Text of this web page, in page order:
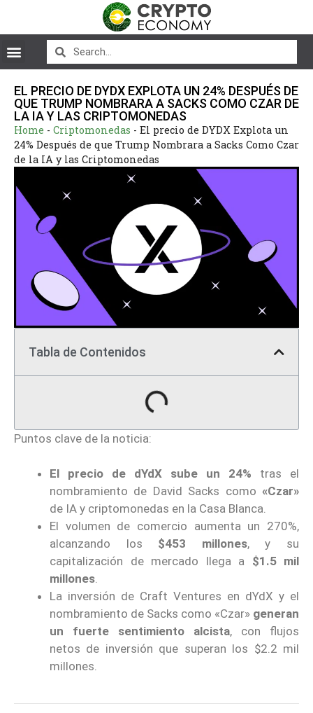
EL PRECIO DE DYDX EXPLOTA UN 24% DESPUÉS DE
QUE TRUMP NOMBRARA A SACKS COMO CZAR DE
LA IA Y LAS CRIPTOMONEDAS
Home - Criptomonedas - El precio de DYDX Explota un
24% Después de que Trump Nombrara a Sacks Como Czar
de la IA y las Criptomonedas
Tabla de Contenidos
Puntos clave de la noticia:
El precio de dYdX sube un 24% tras el
nombramiento de David Sacks como «Czar»
de IA y criptomonedas en la Casa Blanca.
El volumen de comercio aumenta un 270%,
alcanzando los $453 millones, y su
capitalización de mercado llega a $1.5 mil
millones.
La inversión de Craft Ventures en dYdX y el
nombramiento de Sacks como «Czar» generan
un fuerte sentimiento alcista, con flujos
netos de inversión que superan los $2.2 mil
millones.